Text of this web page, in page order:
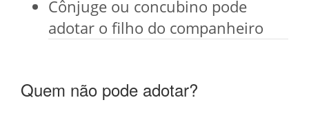
Cônjuge ou concubino pode
adotar o filho do companheiro
Quem não pode adotar?